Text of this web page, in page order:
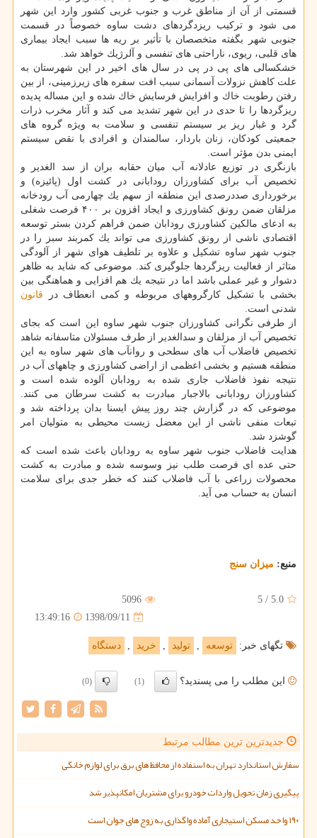
قسمتی از آن از مناطق غرب و جنوب غربی كشور وارد این شهر
می شود و تركیب ریزدگردهای دشت ساوه خصوصاً در قسمت
جنوبی شهر بگفته متخصصان با تأثیر بر ریه ها سبب ایجاد بیماری
های قلبی، ریوی، ناراحتی های تنفسی و آلرژیك خواهد شد.
خشكسالی های پی در پی در سال های اخیر در این شهرستان به
علت كاهش نزولات آسمانی سبب افت سفره های زیرزمینی، از بین
رفتن رطوبت خاك و افزایش فرسایش خاك شده و این مساله پدیده
ریزگردها را تا حدی در این شهر تشدید می كند و آثار مخرب ذرات
گرد و غبار ریز بر سیستم تنفسی و سلامت به ویژه گروه های
جمعیتی كودكان، زنان باردار، سالمندان و افرادی با نقص سیستم
ایمنی بدن مؤثر است.
بازنگری در توزیع عادلانه آب میان حقابه بران از سد الغدیر و
تخصیص آب برای كشاورزان رودابانی در كشت اول (پائیزه) و
برخورداری صددرصدی این منطقه از سهم یك چهارمی آب رودخانه
مزلقان ضمن رونق كشاورزی و ایجاد افزون بر ۴۰۰ فرصت شغلی
به ادعای مالكین كشاورزی رودابان ضمن فراهم كردن بستر توسعه
اقتصادی ناشی از رونق كشاورزی می تواند یك كمربند سبز را در
جنوب شهر ساوه تشكیل و علاوه بر تلطیف هوای شهر از آلودگی
متاثر از فعالیت ریزگردها جلوگیری كند. موضوعی كه شاید به ظاهر
دشوار و غیر عملی باشد اما در نتیجه یك هم افزایی و هماهنگی بین
بخشی با تشكیل كارگروههای مربوطه و كمی انعطاف در قانون
شدنی است.
از طرفی نگرانی كشاورزان جنوب شهر ساوه این است كه بجای
تخصیص آب از مزلقان و سدالغدیر از طرف مسئولان متاسفانه شاهد
تخصیص فاضلاب آب های سطحی و روانآب های شهر ساوه به این
منطقه هستیم و بخشی اعظمی از اراضی كشاورزی و چاههای آب در
نتیجه نفوذ فاضلاب جاری شده به رودابان آلوده شده است و
كشاورزان رودابانی بالاجبار مبادرت به كشت سرطان می كنند.
موضوعی كه در گزارش چند روز پیش ایسنا بدان پرداخته شد و
تبعات منفی ناشی از این معضل زیست محیطی به متولیان امر
گوشزد شد.
هدایت فاضلاب جنوب شهر ساوه به رودابان باعث شده است كه
حتی عده ای فرصت طلب نیز وسوسه شده و مبادرت به كشت
محصولات زراعی با آب فاضلاب كنند كه خطر جدی برای سلامت
انسان به حساب می آید.
منبع: میزان سنج
5.0
/
5
5096
1398/09/11
13:49:16
تگهای خبر: توسعه , تولید , خرید , دستگاه
این مطلب را می پسندید؟ (1)
(0)
جدیدترین ترین مطالب مرتبط
سفارش استاندارد تهران به استفاده از محافظ های برق برای لوازم خانگی
پیگیری زمان تحویل واردات خودرو برای مشتریان امکانپذیر شد
۱۹۰ واحد مسکن استیجاری آماده واگذاری به زوج های جوان است